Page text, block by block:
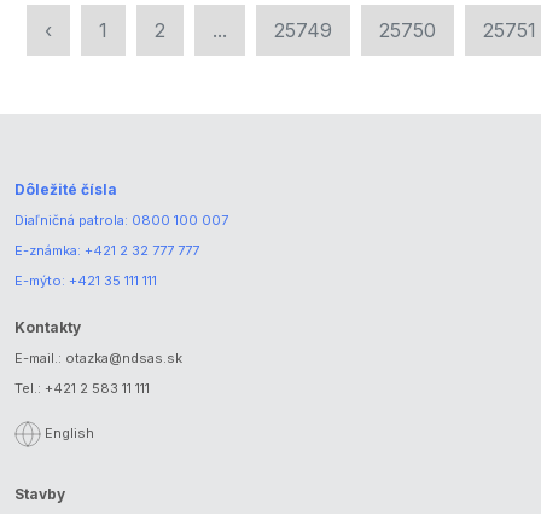
‹ 1 2 ... 25749 25750 25751
Dôležité čísla
Diaľničná patrola: 0800 100 007
E-známka: +421 2 32 777 777
E-mýto: +421 35 111 111
Kontakty
E-mail.: otazka@ndsas.sk
Tel.: +421 2 583 11 111
English
Stavby